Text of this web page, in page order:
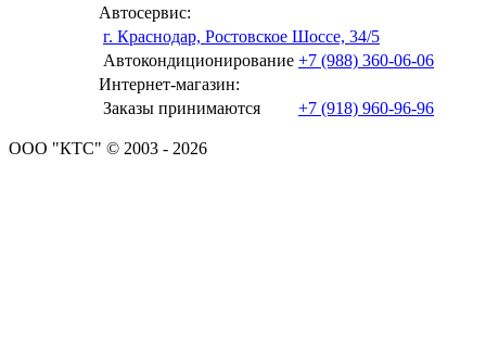
Автосервис:
г. Краснодар, Ростовское Шоссе, 34/5
Автокондиционирование +7 (988) 360-06-06
Интернет-магазин:
Заказы принимаются
+7 (918) 960-96-96
ООО "КТС" © 2003 - 2026